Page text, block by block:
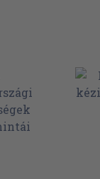
kendő
Nyakbavaló